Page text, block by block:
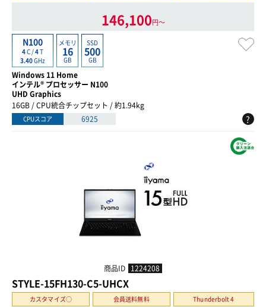
146,100円〜
N100
4C /4T
3.40GHz
メモリ
16
GB
SSD
500
GB
Windows 11 Home
インテル® プロセッサー N100
UHD Graphics
16GB / CPU統合チップセット / 約1.94kg
CPUスコア 6925 ?
商品ID 1224208
STYLE-15FH130-C5-UHCX
カスタマイズ○ 会員送料無料 Thunderbolt 4